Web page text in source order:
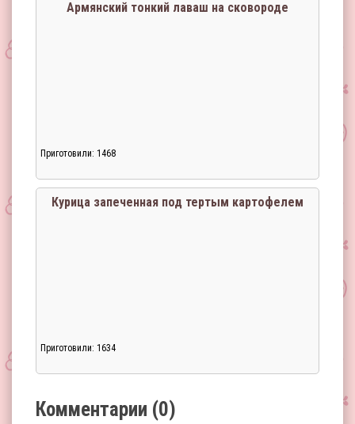
Армянский тонкий лаваш на сковороде
Приготовили: 1468
Курица запеченная под тертым картофелем
Приготовили: 1634
Комментарии (0)